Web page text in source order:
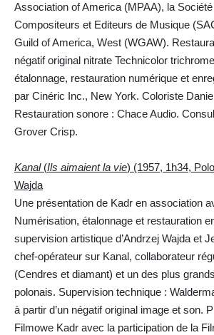
Association of America (MPAA), la
Compositeurs et Editeurs de Musique
Guild of America, West (WGAW).
négatif original nitrate Technicolor
étalonnage, restauration numérique et
par Cinéric Inc., New York. Coloriste
Restauration sonore : Chace Audio.
Grover Crisp.
Kanal(Ils aimaient la vie) (1957, 1h34,
Wajda
Une présentation de Kadr en association
Numérisation, étalonnage et restauration
supervision artistique d’Andrzej Wajda et
chef-opérateur sur Kanal, collaborateur
(Cendres et diamant) et un des plus
polonais. Supervision technique :
à partir d’un négatif original image et son.
Filmowe Kadr avec la participation de la